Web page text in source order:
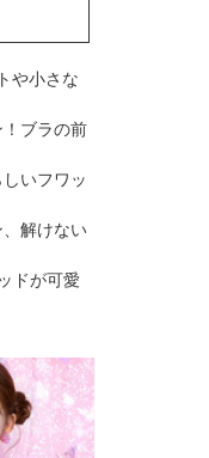
や小さな
ブラの前
いフワッ
解けない
ドが可愛